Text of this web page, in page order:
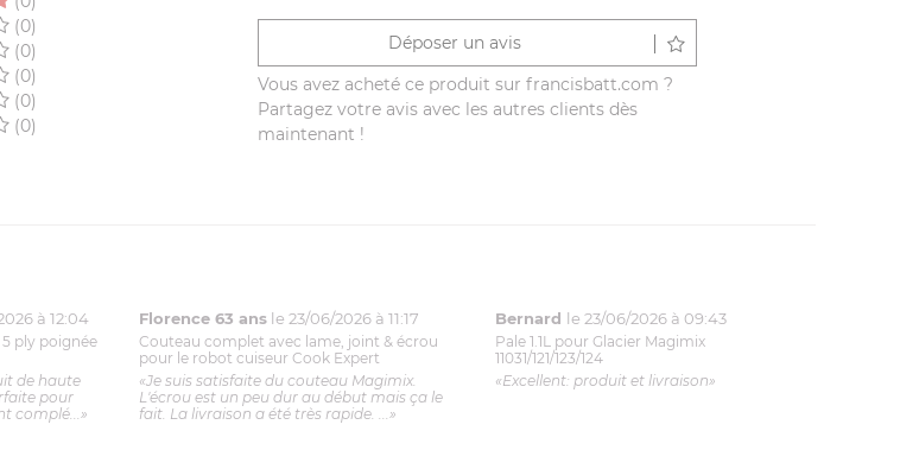
(0)
(0)
(0)
(0)
(0)
Déposer un avis
Vous avez acheté ce produit sur francisbatt.com ?
Partagez votre avis avec les autres clients dès
maintenant !
à 12:04
5 ply poignée
de haute
pour
complé...»
Florence 63 ans le 23/06/2026 à 11:17
Couteau complet avec lame, joint & écrou
pour le robot cuiseur Cook Expert
«Je suis satisfaite du couteau Magimix.
L'écrou est un peu dur au début mais ça le
fait. La livraison a été très rapide. ...»
Bernard le 23/06/2026 à 09:43
Pale 1.1L pour Glacier Magimix
11031/121/123/124
«Excellent: produit et livraison»